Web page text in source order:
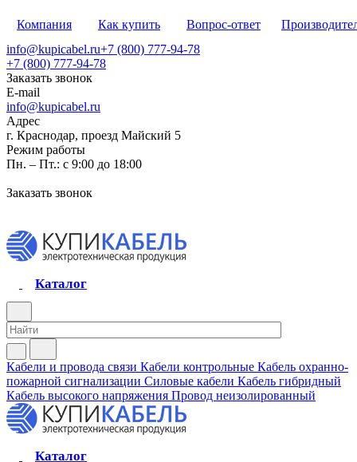
Компания Как купить Вопрос-ответ
info@kupicabel.ru+7 (800) 777-94-78
+7 (800) 777-94-78
Заказать звонок
E-mail
info@kupicabel.ru
Адрес
г. Краснодар, проезд Майский 5
Режим работы
Пн. – Пт.: с 9:00 до 18:00
Заказать звонок
Каталог
Кабели и провода связи Кабели контрольные Кабель охранно-
пожарной сигнализации Силовые кабели Кабель гибридный
Кабель высокого напряжения Провод неизолированный
Каталог